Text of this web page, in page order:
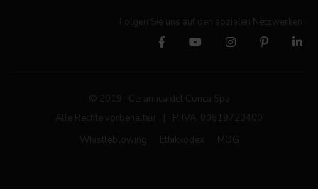
Folgen Sie uns auf den sozialen Netzwerken
© 2019 Ceramica del Conca Spa
Alle Rechte vorbehalten
P. IVA 00819720400
Whistleblowing
Ethikkodex MOG